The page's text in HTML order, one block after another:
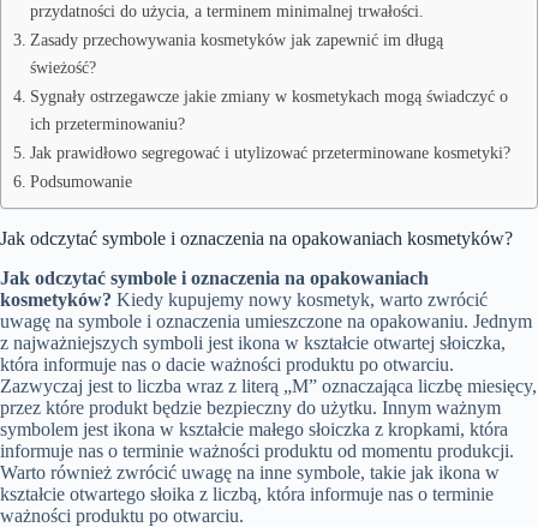
przydatności do użycia, a terminem minimalnej trwałości.
Zasady przechowywania kosmetyków jak zapewnić im długą
świeżość?
Sygnały ostrzegawcze jakie zmiany w kosmetykach mogą świadczyć o
ich przeterminowaniu?
Jak prawidłowo segregować i utylizować przeterminowane kosmetyki?
Podsumowanie
Jak odczytać symbole i oznaczenia na opakowaniach kosmetyków?
Jak odczytać symbole i oznaczenia na opakowaniach
kosmetyków? Kiedy kupujemy nowy kosmetyk, warto zwrócić
uwagę na symbole i oznaczenia umieszczone na opakowaniu. Jednym
z najważniejszych symboli jest ikona w kształcie otwartej słoiczka,
która informuje nas o dacie ważności produktu po otwarciu.
Zazwyczaj jest to liczba wraz z literą „M” oznaczająca liczbę miesięcy,
przez które produkt będzie bezpieczny do użytku. Innym ważnym
symbolem jest ikona w kształcie małego słoiczka z kropkami, która
informuje nas o terminie ważności produktu od momentu produkcji.
Warto również zwrócić uwagę na inne symbole, takie jak ikona w
kształcie otwartego słoika z liczbą, która informuje nas o terminie
ważności produktu po otwarciu.